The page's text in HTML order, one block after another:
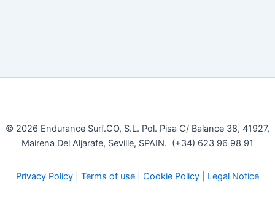
© 2026 Endurance Surf.CO, S.L. Pol. Pisa C/ Balance 38, 41927,
Mairena Del Aljarafe, Seville, SPAIN. (+34) 623 96 98 91
Privacy Policy Terms of use Cookie Policy Legal Notice